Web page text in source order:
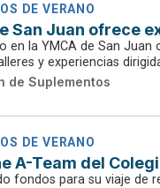
DE VERANO
San Juan ofrece
en la YMCA de San
y experiencias
de Suplementos
DE VERANO
A-Team del
fondos para su viaje de